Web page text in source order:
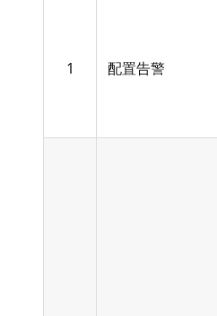
1 配置告警